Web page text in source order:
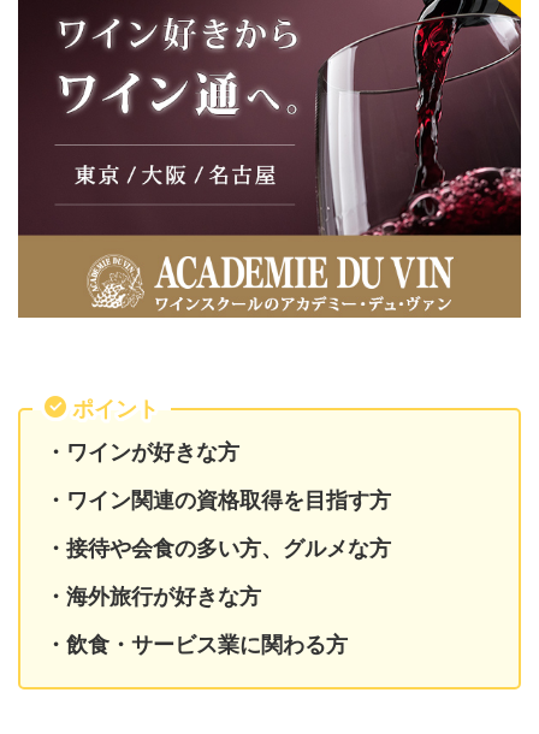
ポイント
・ワインが好きな方
・ワイン関連の資格取得を目指す方
・接待や会食の多い方、グルメな方
・海外旅行が好きな方
・飲食・サービス業に関わる方